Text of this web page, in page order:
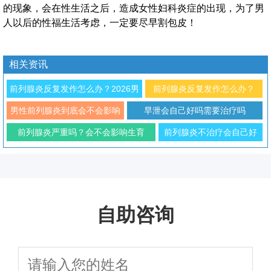
的现象，会在性生活之后，造成女性妇科炎症的出现，为了男
人以后的性福生活考虑，一定要尽早割包皮！
相关资讯
前列腺炎反复发作怎么办？2026男
科专家解析治疗与预防方法
前列腺炎反复发作怎么办？
2026年男性科学防治与日常调
理指南
男性前列腺炎到底会不会影响
性功能
早泄会自己好吗需要治疗吗
前列腺炎严重吗？会不会影响生育
前列腺炎不治疗会自己好
吗？对生育有影响吗
自助咨询